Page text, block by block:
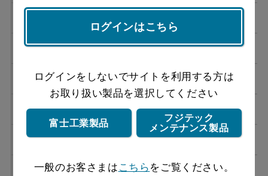
NSR-4B-755 L BK オープン価格
NSR-4B-755 R W オープン価格
NSR-4B-755 L W オープン価格
NSR-4B-755 R SI オープン価格
NSR-4B-755 L SI オープン価格
ログインはこちら
ログインをしないでサイトを利用する方は
お取り扱い製品を選択してください
富士工業製品
フジテック
メンテナンス製品
一般のお客さまは こちら をご覧ください。